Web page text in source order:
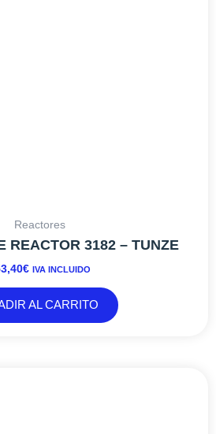
Reactores
REACTOR 3182 – TUNZE
€ IVA INCLUIDO
AL CARRITO